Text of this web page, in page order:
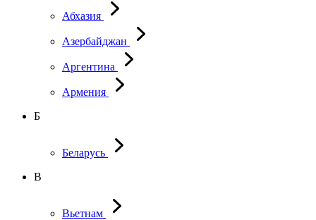
Абхазия
Азербайджан
Аргентина
Армения
Б
Беларусь
В
Вьетнам